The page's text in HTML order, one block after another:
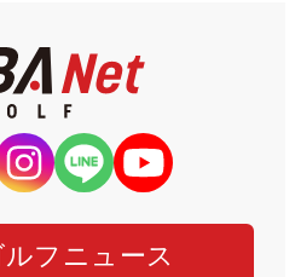
フニュース